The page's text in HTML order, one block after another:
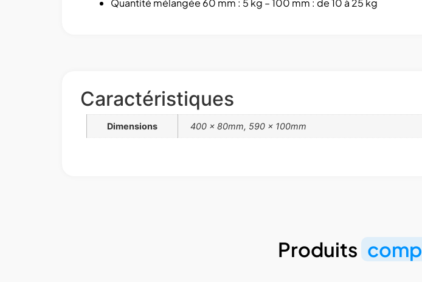
Quantité mélangée 60 mm : 5 kg – 100 mm : de 10 à 25 kg
Caractéristiques
Dimensions 400 x 80mm, 590 x 100mm
Produits